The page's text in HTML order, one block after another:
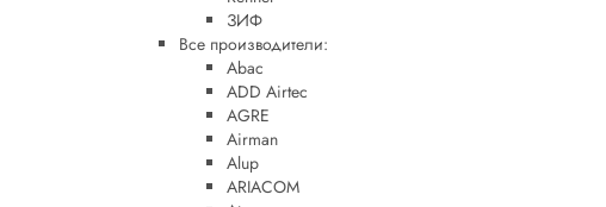
ЗИФ
Все производители:
Abac
ADD Airtec
AGRE
Airman
Alup
ARIACOM